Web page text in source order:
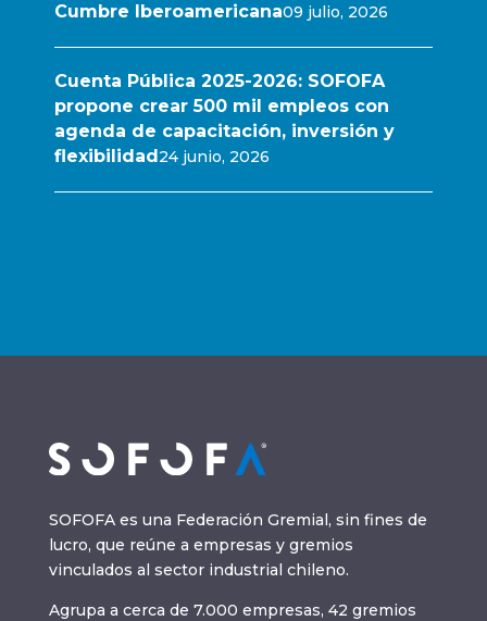
Cumbre Iberoamericana09 julio, 2026
Cuenta Pública 2025-2026: SOFOFA
propone crear 500 mil empleos con
agenda de capacitación, inversión y
flexibilidad24 junio, 2026
SOFOFA es una Federación Gremial, sin fines de
lucro, que reúne a empresas y gremios
vinculados al sector industrial chileno.
Agrupa a cerca de 7.000 empresas, 42 gremios